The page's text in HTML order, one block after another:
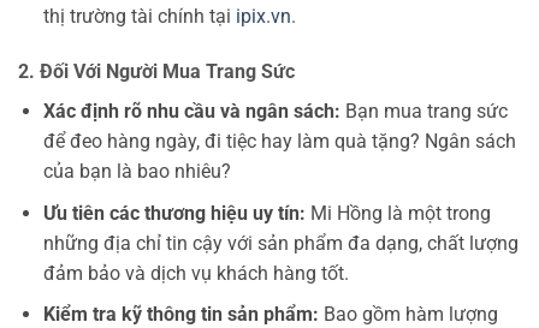
thị trường tài chính tại ipix.vn.
2. Đối Với Người Mua Trang Sức
Xác định rõ nhu cầu và ngân sách: Bạn mua trang sức
để đeo hàng ngày, đi tiệc hay làm quà tặng? Ngân sách
của bạn là bao nhiêu?
Ưu tiên các thương hiệu uy tín: Mi Hồng là một trong
những địa chỉ tin cậy với sản phẩm đa dạng, chất lượng
đảm bảo và dịch vụ khách hàng tốt.
Kiểm tra kỹ thông tin sản phẩm: Bao gồm hàm lượng